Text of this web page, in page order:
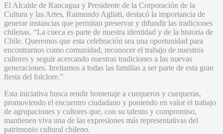
El Alcalde de Rancagua y Presidente de la Corporación de la
Cultura y las Artes, Raimundo Agliati, destacó la importancia de
generar instancias que permitan preservar y difundir las tradiciones
chilenas. “La cueca es parte de nuestra identidad y de la historia de
Chile. Queremos que esta celebración sea una oportunidad para
encontrarnos como comunidad, reconocer el trabajo de nuestros
cultores y seguir acercando nuestras tradiciones a las nuevas
generaciones. Invitamos a todas las familias a ser parte de esta gran
fiesta del folclore.”
Esta iniciativa busca rendir homenaje a cuequeros y cuequeras,
promoviendo el encuentro ciudadano y poniendo en valor el trabajo
de agrupaciones y cultores que, con su talento y compromiso,
mantienen viva una de las expresiones más representativas del
patrimonio cultural chileno.